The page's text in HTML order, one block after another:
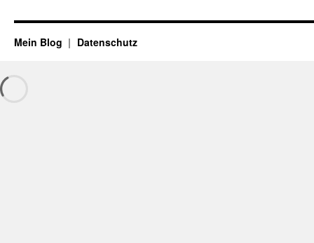
Mein Blog Datenschutz